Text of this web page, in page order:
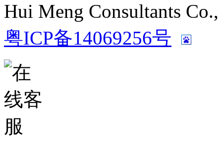
Hui Meng Consultants
粤ICP备14069256号